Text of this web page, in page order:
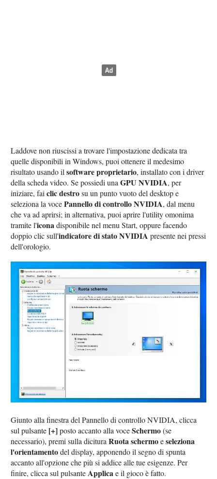
Laddove non riuscissi a trovare l'impostazione dedicata tra
quelle disponibili in Windows, puoi ottenere il medesimo
risultato usando ilsoftware proprietario, installato con i driver
della scheda video. Se possiedi unaGPU NVIDIA, per
iniziare, faiclic destrosu un punto vuoto del desktop e
seleziona la vocePannello di controllo NVIDIA, dal menu
che va ad aprirsi; in alternativa, puoi aprire l'utility omonima
tramite l'icona disponibile nel menu Start, oppure facendo
doppio clic sull'indicatore di stato NVIDIA presente nei pressi
dell'orologio.
Giunto alla finestra del Pannello di controllo NVIDIA, clicca
sul pulsante [+]posto accanto alla voceSchermo(se
necessario), premi sulla dicituraRuota schermoeseleziona
l'orientamentodel display, apponendo il segno di spunta
accanto all'opzione che più si addice alle tue esigenze. Per
finire, clicca sul pulsante Applicae il gioco è fatto.